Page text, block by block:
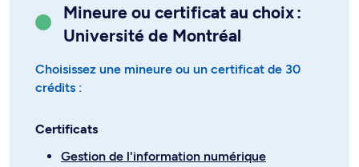
Mineure ou certificat au choix :
Université de Montréal
Choisissez une mineure ou un certificat de 30
crédits :
Certificats
Gestion de l'information numérique